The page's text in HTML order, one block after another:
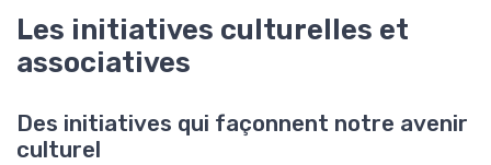
Les initiatives culturelles et
associatives
Des initiatives qui façonnent notre avenir
culturel